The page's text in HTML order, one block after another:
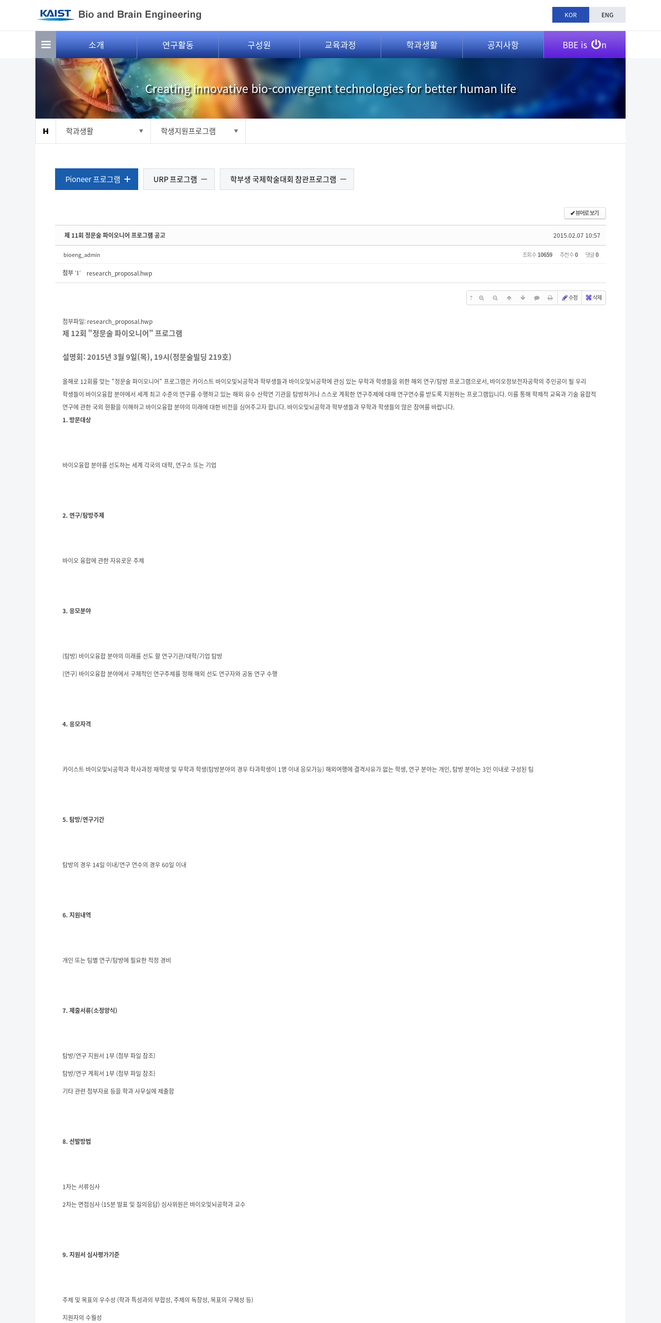
KOR ENG
소개 연구활동 구성원 교육과정 학과생활 공지사항 BBE is n
Creating innovative bio-convergent technologies for better human life
학과생활 학생지원프로그램
Pioneer 프로그램 URP 프로그램 학부생 국제학술대회 참관프로그램
✔뷰어로 보기
2015.02.07 10:57
제 11회 정문술 파이오니어 프로그램 공고
bioeng_admin 조회 수10659 추천 수0 댓글0
첨부 '1' research_proposal.hwp
? 수정 삭제
첨부파일: research_proposal.hwp
제 12회 "정문술 파이오니어" 프로그램
설명회: 2015년 3월 9일(목), 19시(정문술빌딩 219호)
올해로 12회를 맞는 "정문술 파이오니어" 프로그램은 카이스트 바이오및뇌공학과 학부생들과 바이오및뇌공학에 관심 있는 무학과 학생들을 위한 해외 연구/탐방 프로그램으로서, 바이오정보전자공학의 주인공이 될 우리
학생들이 바이오융합 분야에서 세계 최고 수준의 연구를 수행하고 있는 해외 유수 산학연 기관을 탐방하거나 스스로 계획한 연구주제에 대해 연구연수를 받도록 지원하는 프로그램입니다. 이를 통해 학제적 교육과 기술 융합적
연구에 관한 국외 현황을 이해하고 바이오융합 분야의 미래에 대한 비전을 심어주고자 합니다. 바이오및뇌공학과 학부생들과 무학과 학생들의 많은 참여를 바랍니다.
1. 방문대상
바이오융합 분야를 선도하는 세계 각국의 대학, 연구소 또는 기업
2. 연구/탐방주제
바이오 융합에 관한 자유로운 주제
3. 응모분야
(탐방) 바이오융합 분야의 미래를 선도 할 연구기관/대학/기업 탐방
(연구) 바이오융합 분야에서 구체적인 연구주제를 정해 해외 선도 연구자와 공동 연구 수행
4. 응모자격
카이스트 바이오및뇌공학과 학사과정 재학생 및 무학과 학생(탐방분야의 경우 타과학생이 1명 이내 응모가능) 해외여행에 결격사유가 없는 학생, 연구 분야는 개인, 탐방 분야는 3인 이내로 구성된 팀
5. 탐방/연구기간
탐방의 경우 14일 이내/연구 연수의 경우 60일 이내
6. 지원내역
개인 또는 팀별 연구/탐방에 필요한 적정 경비
7. 제출서류(소정양식)
탐방/연구 지원서 1부 (첨부 파일 참조)
탐방/연구 계획서 1부 (첨부 파일 참조)
기타 관련 첨부자료 등을 학과 사무실에 제출함
8. 선발방법
1차는 서류심사
2차는 면접심사 (15분 발표 및 질의응답) 심사위원은 바이오및뇌공학과 교수
9. 지원서 심사평가기준
주제 및 목표의 우수성 (학과 특성과의 부합성, 주제의 독창성, 목표의 구체성 등)
지원자의 수월성